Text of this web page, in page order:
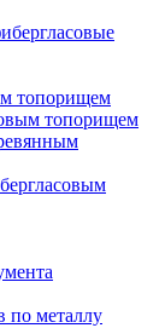
топорищем
топорищем
по металлу